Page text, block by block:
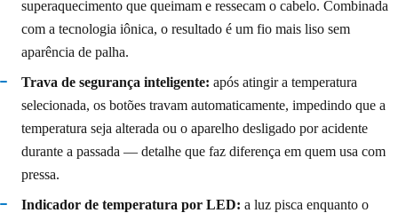
superaquecimento que queimam e ressecam o cabelo. Combinada
com a tecnologia iônica, o resultado é um fio mais liso sem
aparência de palha.
Trava de segurança inteligente: após atingir a temperatura
selecionada, os botões travam automaticamente, impedindo que a
temperatura seja alterada ou o aparelho desligado por acidente
durante a passada — detalhe que faz diferença em quem usa com
pressa.
Indicador de temperatura por LED: a luz pisca enquanto o